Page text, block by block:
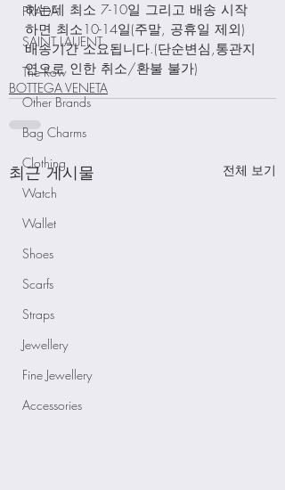
PRADA
SAINT LAUENT
The Row
Other Brands
Bag Charms
Clothing
Watch
Wallet
Shoes
Scarfs
Straps
Jewellery
Fine Jewellery
Accessories
하는데 최소 7-10일 그리고 배송 시작
하면 최소10-14일(주말, 공휴일 제외)
배송기간 소요됩니다.(단순변심,통관지
연으로 인한 취소/환불 불가)
BOTTEGA VENETA
최근 게시물 전체 보기